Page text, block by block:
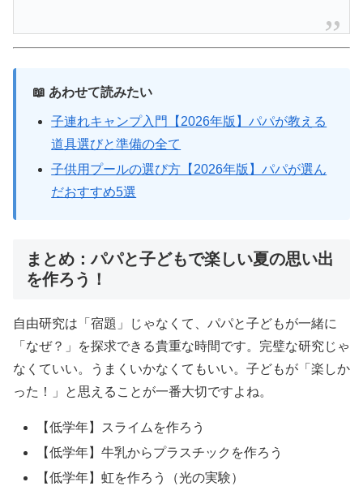
📖 あわせて読みたい
子連れキャンプ入門【2026年版】パパが教える
道具選びと準備の全て
子供用プールの選び方【2026年版】パパが選ん
だおすすめ5選
まとめ：パパと子どもで楽しい夏の思い出
を作ろう！
自由研究は「宿題」じゃなくて、パパと子どもが一緒に
「なぜ？」を探求できる貴重な時間です。完璧な研究じゃ
なくていい。うまくいかなくてもいい。子どもが「楽しか
った！」と思えることが一番大切ですよね。
【低学年】スライムを作ろう
【低学年】牛乳からプラスチックを作ろう
【低学年】虹を作ろう（光の実験）